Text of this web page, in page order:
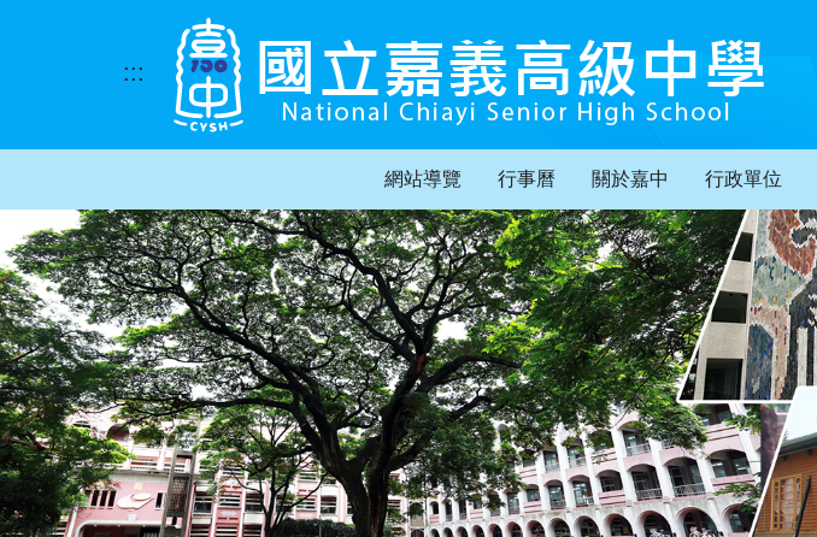
:::
網站導覽 行事曆 關於嘉中 行政單位